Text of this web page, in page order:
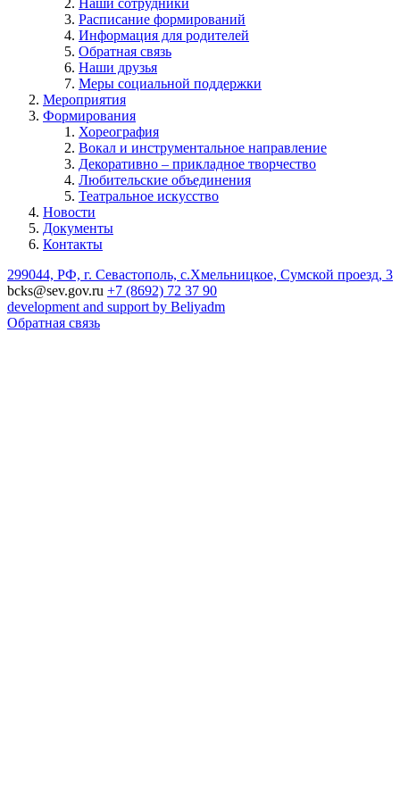
Расписание формирований
Информация для родителей
Обратная связь
Наши друзья
Меры социальной поддержки
Мероприятия
Формирования
Хореография
Вокал и инструментальное направление
Декоративно – прикладное творчество
Любительские объединения
Театральное искусство
Новости
Документы
Контакты
299044, РФ, г. Севастополь, с.Хмельницкое, Сумской проезд, 3
bcks@sev.gov.ru +7 (8692) 72 37 90
development and support by Beliyadm
Обратная связь